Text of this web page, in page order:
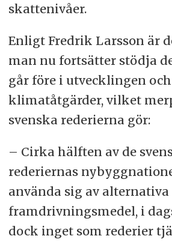
skattenivåer.
Enligt Fredrik Larsson är
man nu fortsätter stödja
går före i utvecklingen
klimatåtgärder, vilket
svenska rederierna gör:
– Cirka hälften av de
rederiernas
använda sig av alternativa
framdrivningsmedel, i
dock inget som rederier